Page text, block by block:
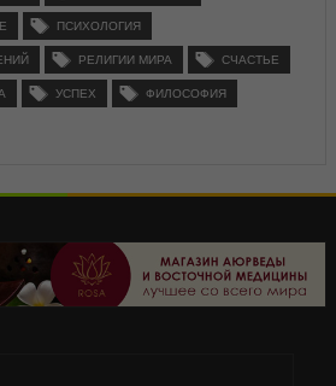
ПСИХОЛОГИЯ
РЕЛИГИИ МИРА СЧАСТЬЕ
УСПЕХ ФИЛОСОФИЯ